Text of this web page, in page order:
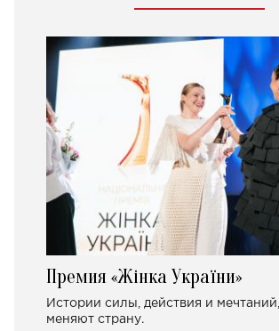
Премия «Жінка України»
Истории силы, действия и
меняют страну.